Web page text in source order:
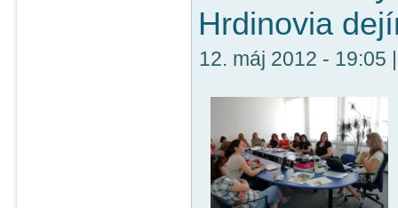
Hrdinovia
12. máj 2012 - 19:05